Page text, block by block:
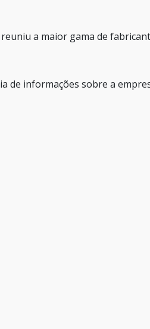
a maior gama de
de informações sobre a